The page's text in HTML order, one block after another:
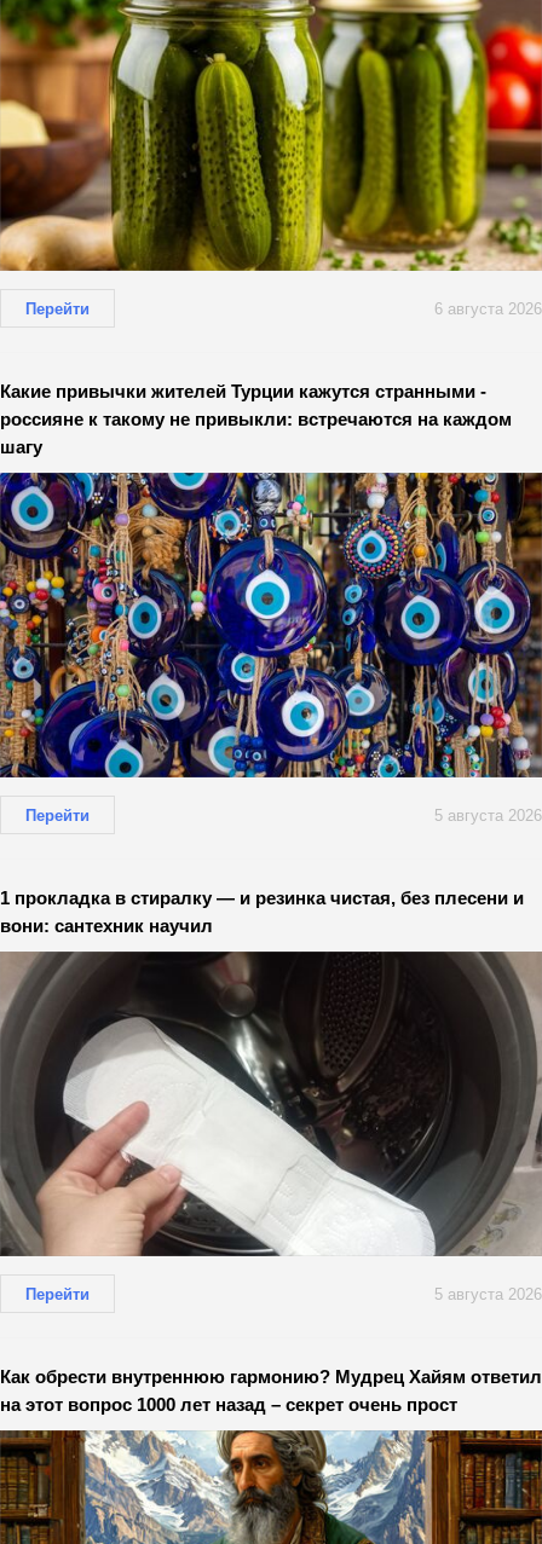
Перейти 6 августа 2026
Какие привычки жителей Турции кажутся странными -
россияне к такому не привыкли: встречаются на каждом
шагу
Перейти 5 августа 2026
1 прокладка в стиралку — и резинка чистая, без плесени и
вони: сантехник научил
Перейти 5 августа 2026
Как обрести внутреннюю гармонию? Мудрец Хайям ответил
на этот вопрос 1000 лет назад – секрет очень прост